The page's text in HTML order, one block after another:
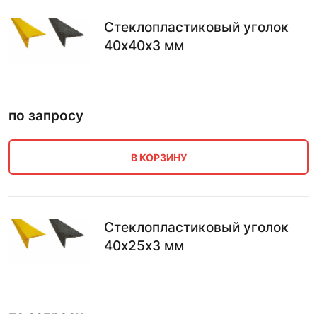
Стеклопластиковый уголок
40х40х3 мм
по запросу
В КОРЗИНУ
Стеклопластиковый уголок
40х25х3 мм